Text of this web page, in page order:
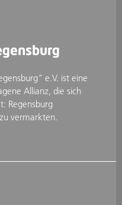
e.V. ist eine
Allianz, die sich
Regensburg
vermarkten.